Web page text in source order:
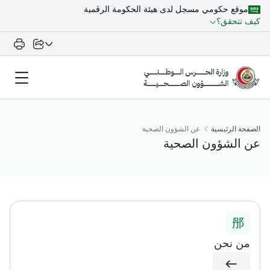
موقع حكومي مسجل لدى هيئة الحكومة الرقمية
كيف تتحقق؟
الصفحة الرئيسية عن الشؤون الصحية
عن الشؤون الصحية
من نحن​